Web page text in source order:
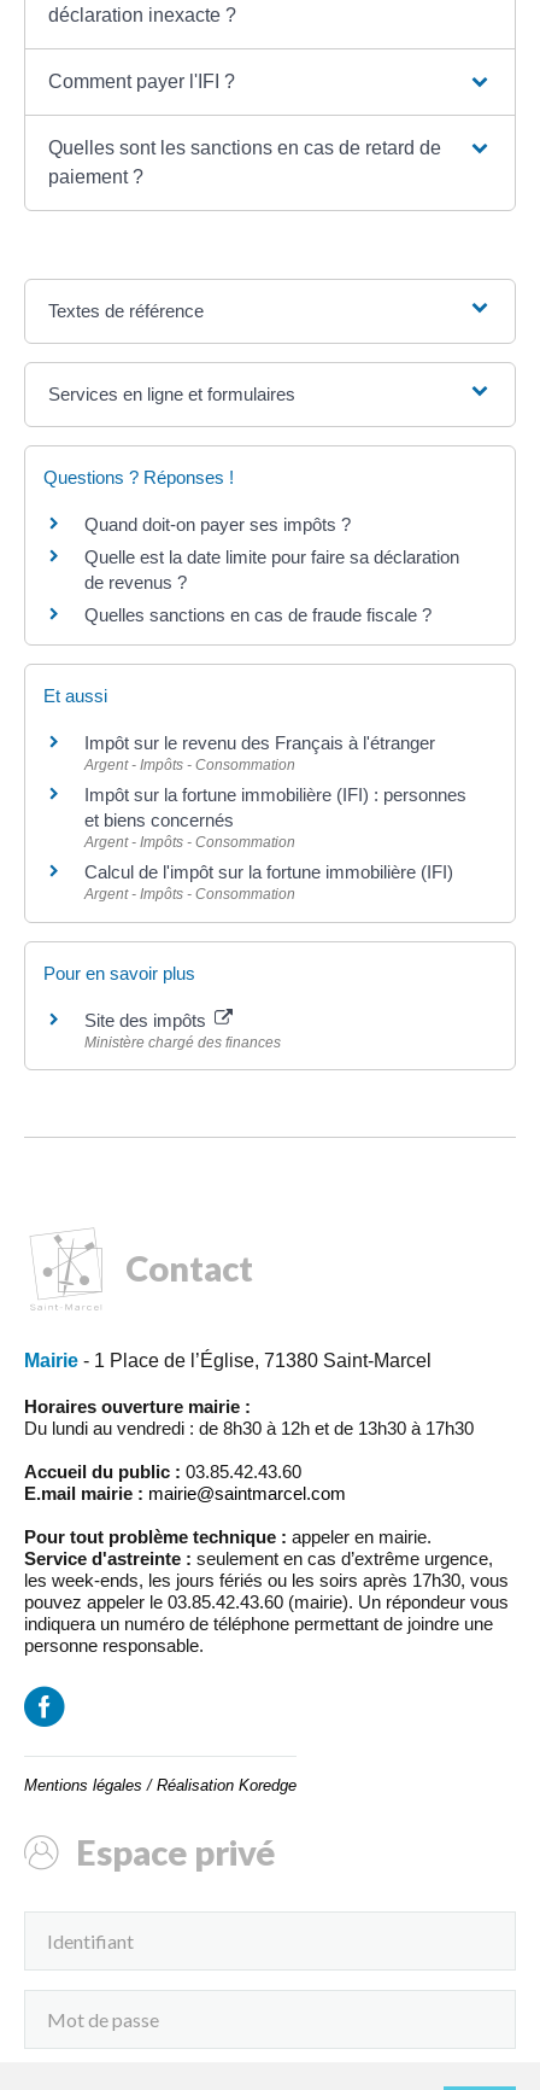
déclaration inexacte ?
Comment payer l'IFI ?
Quelles sont les sanctions en cas de retard de
paiement ?
Textes de référence
Services en ligne et formulaires
Questions ? Réponses !
Quand doit-on payer ses impôts ?
Quelle est la date limite pour faire sa déclaration
de revenus ?
Quelles sanctions en cas de fraude fiscale ?
Et aussi
Impôt sur le revenu des Français à l'étranger
Argent - Impôts - Consommation
Impôt sur la fortune immobilière (IFI) : personnes
et biens concernés
Argent - Impôts - Consommation
Calcul de l'impôt sur la fortune immobilière (IFI)
Argent - Impôts - Consommation
Pour en savoir plus
Site des impôts
Ministère chargé des finances
Contact
Mairie - 1 Place de l’Église, 71380 Saint-Marcel
Horaires ouverture mairie :
Du lundi au vendredi : de 8h30 à 12h et de 13h30 à 17h30
Accueil du public : 03.85.42.43.60
E.mail mairie : mairie@saintmarcel.com
Pour tout problème technique : appeler en mairie.
Service d'astreinte : seulement en cas d’extrême urgence,
les week-ends, les jours fériés ou les soirs après 17h30, vous
pouvez appeler le 03.85.42.43.60 (mairie). Un répondeur vous
indiquera un numéro de téléphone permettant de joindre une
personne responsable.
Mentions légales / Réalisation Koredge
Espace privé